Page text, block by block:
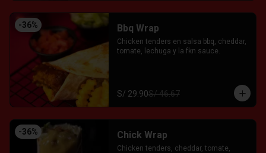
-36% Bbq Wrap
Chicken tenders en salsa bbq, cheddar,
tomate, lechuga y la fkn sauce.
S/ 29.90S/ 46.67
-36% Chick Wrap
Chicken tenders, cheddar, tomate,